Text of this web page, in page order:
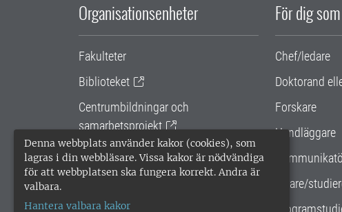
Denna webbplats använder kakor (cookies), som
lagras i din webbläsare. Vissa kakor är nödvändiga
för att webbplatsen ska fungera korrekt. Andra är
valbara.
Hantera valbara kakor
Organisationsenheter
Fakulteter
Biblioteket
Centrumbildningar och
samarbetsprojekt
Gemensamma verksamhetsstödet
SLU Holding
För dig
Chef/ledare
Doktorand
Forskare
Handläggare
Lärare/